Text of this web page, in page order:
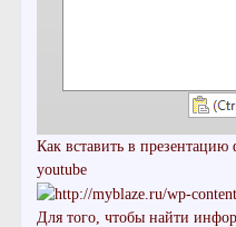
Как вставить в
youtube
Для того, чтобы найти